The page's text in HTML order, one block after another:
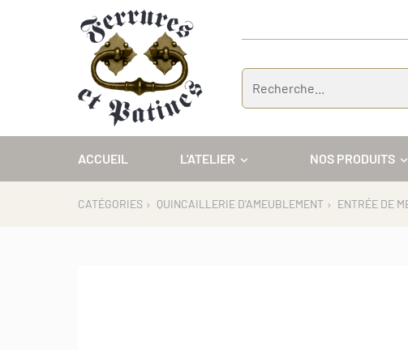
ACCUEIL L'ATELIER NOS PRODUITS
CATÉGORIES › QUINCAILLERIE D'AMEUBLEMENT › ENTRÉE DE
Panneau de gestion des cookies